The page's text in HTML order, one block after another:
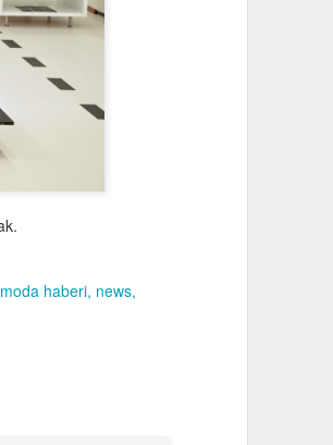
moda haberi news